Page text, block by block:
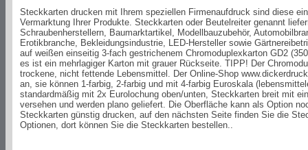
Steckkarten drucken mit Ihrem speziellen Firmenaufdruck sind diese
Vermarktung Ihrer Produkte. Steckkarten oder Beutelreiter genannt
Schraubenherstellern, Baumarktartikel, Modellbauzubehör,
Erotikbranche, Bekleidungsindustrie, LED-Hersteller sowie
auf weißen einseitig 3-fach gestrichenem Chromoduplexkarton GD2
es ist ein mehrlagiger Karton mit grauer Rückseite. TIPP! Der
trockene, nicht fettende Lebensmittel. Der Online-Shop
an, sie können 1-farbig, 2-farbig und mit 4-farbig Euroskala
standardmäßig mit 2x Eurolochung oben/unten, Steckkarten breit mit
versehen und werden plano geliefert. Die Oberfläche kann als Option
Steckkarten günstig drucken, auf den nächsten Seite finden Sie die
Optionen, dort können Sie die Steckkarten bestellen..